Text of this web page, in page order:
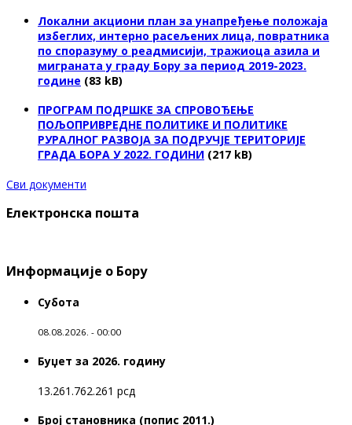
Локални акциони план за унапређење положаја
избеглих, интерно расељених лица, повратника
по споразуму о реадмисији, тражиоца азила и
миграната у граду Бору за период 2019-2023.
године (83 kB)
ПРОГРАМ ПОДРШКЕ ЗА СПРОВОЂЕЊЕ
ПОЉОПРИВРЕДНЕ ПОЛИТИКЕ И ПОЛИТИКЕ
РУРАЛНОГ РАЗВОЈА ЗА ПОДРУЧЈЕ ТЕРИТОРИЈЕ
ГРАДА БОРА У 2022. ГОДИНИ (217 kB)
Сви документи
Електронска пошта
Информације о Бору
Субота
08.08.2026. - 00:00
Буџет за 2026. годину
13.261.762.261 рсд
Број становника (попис 2011.)